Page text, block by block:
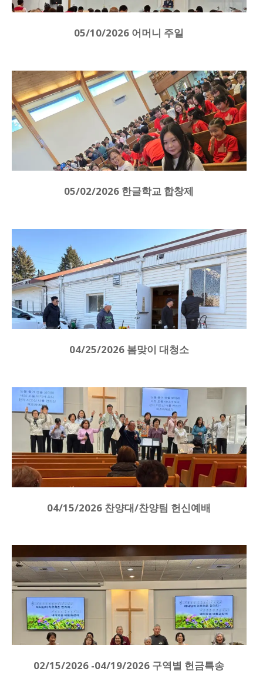
05/10/2026 어머니 주일
05/02/2026 한글학교 합창제
04/25/2026 봄맞이 대청소
04/15/2026 찬양대/찬양팀 헌신예배
02/15/2026 -04/19/2026 구역별 헌금특송